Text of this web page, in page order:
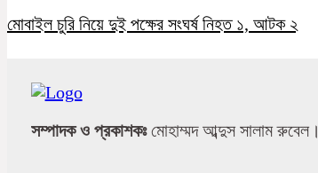
মোবাইল চুরি নিয়ে দুই পক্ষের সংঘর্ষ নিহত ১, আটক ২
সম্পাদক ও প্রকাশকঃমোহাম্মদ আব্দুস সালাম রুবেল।